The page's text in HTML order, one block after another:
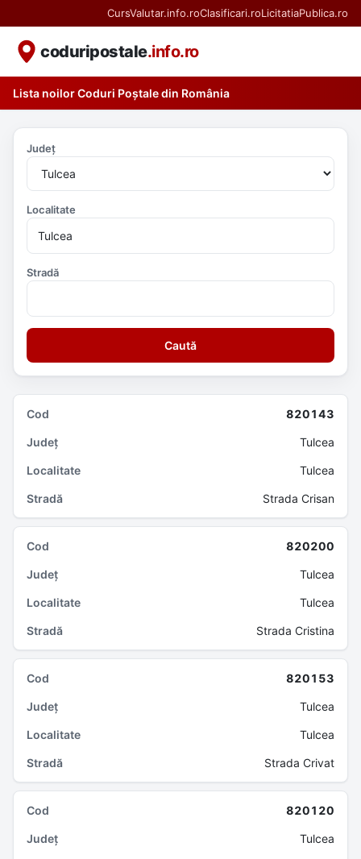
CursValutar.info.roClasificari.roLicitatiaPublica.ro
coduripostale.info.ro
Lista noilor Coduri Poștale din România
Județ
Localitate
Stradă
Caută
820143
Tulcea
Tulcea
Strada Crisan
820200
Tulcea
Tulcea
Strada Cristina
820153
Tulcea
Tulcea
Strada Crivat
820120
Tulcea